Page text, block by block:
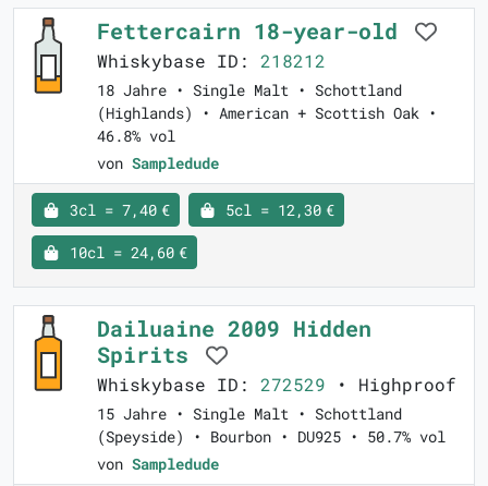
Fettercairn 18-year-old
Whiskybase ID: 218212
18 Jahre • Single Malt • Schottland
(Highlands) • American + Scottish Oak •
46.8% vol
von Sampledude
3cl = 7,40 € 5cl = 12,30 €
10cl = 24,60 €
Dailuaine 2009 Hidden
Spirits
Whiskybase ID: 272529 • Highproof
15 Jahre • Single Malt • Schottland
(Speyside) • Bourbon • DU925 • 50.7% vol
von Sampledude